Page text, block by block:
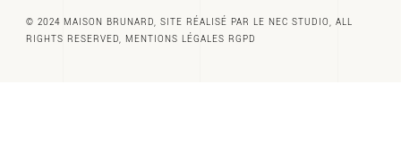
© 2024 MAISON BRUNARD, SITE RÉALISÉ PAR LE NEC STUDIO, ALL
RIGHTS RESERVED, MENTIONS LÉGALES RGPD